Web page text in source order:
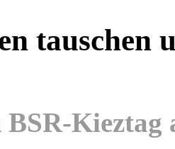
tauschen
Kieztag